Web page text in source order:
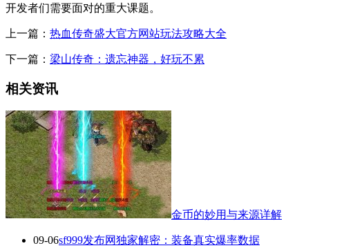
开发者们需要面对的重大课题。
上一篇： 热血传奇盛大官方网站玩法攻略大全
下一篇： 梁山传奇：遗忘神器，好玩不累
相关资讯
金币的妙用与来源详解
09-06sf999发布网独家解密：装备真实爆率数据